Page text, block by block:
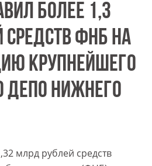
БОЛЕЕ 1,3
ФНБ НА
КРУПНЕЙШЕГО
ДЕПО НИЖНЕГО
млрд рублей средств